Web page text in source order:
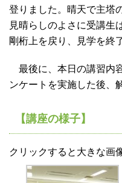
登りました。晴天で主塔
見晴らしのよさに受講生
剛桁上を戻り、見学を終
最後に、本日の講習内
ンケートを実施した後、
【講座の様子】
クリックすると大きな画